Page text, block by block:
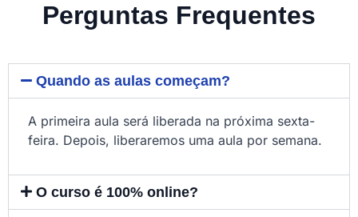
Perguntas Frequentes
Quando as aulas começam?
A primeira aula será liberada na próxima sexta-
feira. Depois, liberaremos uma aula por semana.
O curso é 100% online?